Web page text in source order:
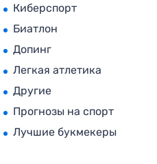
Киберспорт
Биатлон
Допинг
Легкая атлетика
Другие
Прогнозы на спорт
Лучшие букмекеры